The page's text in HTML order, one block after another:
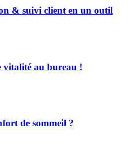
& suivi client en un outil
vitalité au bureau !
de sommeil ?